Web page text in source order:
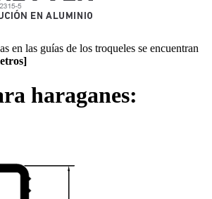
en las guías de los troqueles se encuentran
haraganes: